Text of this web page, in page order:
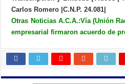
Carlos Romero |C.N.P. 24.081|
Otras Noticias A.C.A.:Vía (Unión
empresarial firmaron acuerdo de